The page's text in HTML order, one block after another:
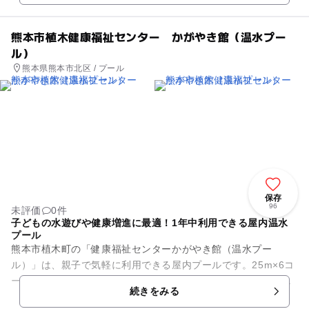
熊本市植木健康福祉センター かがやき館（温水プー
ル）
熊本県熊本市北区 / プール
保存
96
未評価
0件
子どもの水遊びや健康増進に最適！1年中利用できる屋内温水
プール
熊本市植木町の「健康福祉センターかがやき館（温水プー
ル）」は、親子で気軽に利用できる屋内プールです。25m×6コ
ースの温水プールのほか、キッズプールとジャグジーを備えて
います。キッズプールの水深...続きをみる